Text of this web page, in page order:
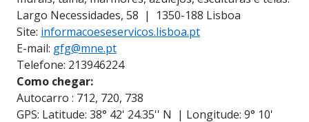
Largo Necessidades, 58 | 1350-188 Lisboa
Site: informacoeseservicos.lisboa.pt
E-mail: gfg@mne.pt
Telefone: 213946224
Como chegar:
Autocarro : 712, 720, 738
GPS: Latitude: 38° 42' 24.35'' N | Longitude: 9° 10'